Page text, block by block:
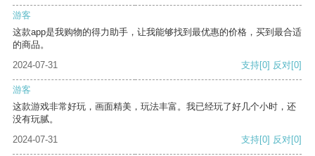
游客
这款app是我购物的得力助手，让我能够找到最优惠的价格，买到最合适
的商品。
2024-07-31
支持[0] 反对[0]
游客
这款游戏非常好玩，画面精美，玩法丰富。我已经玩了好几个小时，还
没有玩腻。
2024-07-31
支持[0] 反对[0]